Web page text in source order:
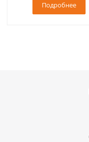
Подробнее